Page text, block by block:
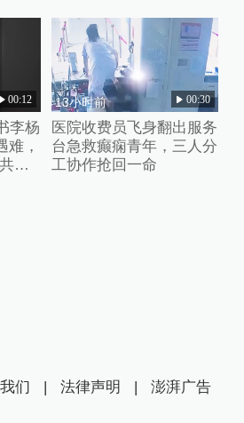
00:12
李杨
难，
产
13小时前 00:30
医院收费员飞身翻出服务
台急救癫痫青年，三人分
工协作抢回一命
们 | 法律声明 | 澎湃广告